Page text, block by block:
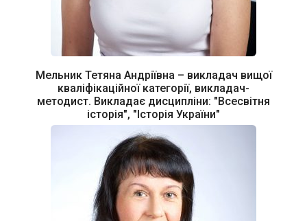
Мельник Тетяна Андріївна – викладач вищої
кваліфікаційної категорії, викладач-
методист. Викладає дисципліни: "Всесвітня
історія", "Історія України"